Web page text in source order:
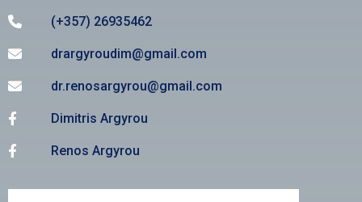
(+357) 26935462
drargyroudim@gmail.com
dr.renosargyrou@gmail.com
Dimitris Argyrou
Renos Argyrou